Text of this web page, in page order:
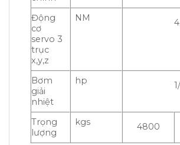
Động
cơ
servo 3
trục
x,y,z
NM
Bơm
giải
nhiệt
hp
Trọng
lượng
kgs 4800